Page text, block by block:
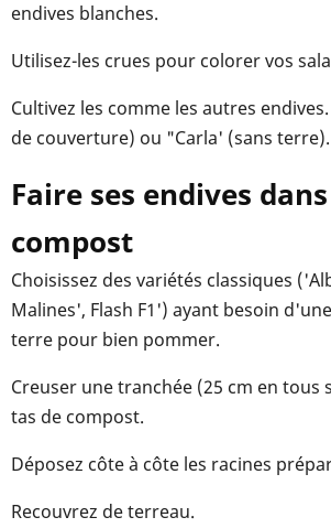
endives blanches.
Utilisez-les crues pour colorer vos
Cultivez les comme les autres
de couverture) ou "Carla' (sans terre).
Faire ses endives
compost
Choisissez des variétés classiques
Malines', Flash F1') ayant besoin
terre pour bien pommer.
Creuser une tranchée (25 cm en tous
tas de compost.
Déposez côte à côte les racines
Recouvrez de terreau.